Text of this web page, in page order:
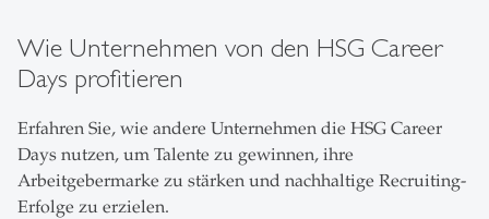
Wie Unternehmen von den HSG Career
Days profitieren
Erfahren Sie, wie andere Unternehmen die HSG Career
Days nutzen, um Talente zu gewinnen, ihre
Arbeitgebermarke zu stärken und nachhaltige Recruiting-
Erfolge zu erzielen.